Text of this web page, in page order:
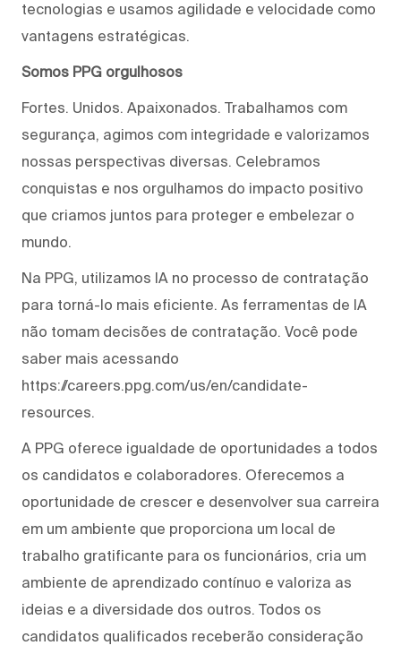
tecnologias e usamos agilidade e velocidade como
vantagens estratégicas.
Somos PPG orgulhosos
Fortes. Unidos. Apaixonados. Trabalhamos com
segurança, agimos com integridade e valorizamos
nossas perspectivas diversas. Celebramos
conquistas e nos orgulhamos do impacto positivo
que criamos juntos para proteger e embelezar o
mundo.
Na PPG, utilizamos IA no processo de contratação
para torná-lo mais eficiente. As ferramentas de IA
não tomam decisões de contratação. Você pode
saber mais acessando
https://careers.ppg.com/us/en/candidate-
resources.
A PPG oferece igualdade de oportunidades a todos
os candidatos e colaboradores. Oferecemos a
oportunidade de crescer e desenvolver sua carreira
em um ambiente que proporciona um local de
trabalho gratificante para os funcionários, cria um
ambiente de aprendizado contínuo e valoriza as
ideias e a diversidade dos outros. Todos os
candidatos qualificados receberão consideração